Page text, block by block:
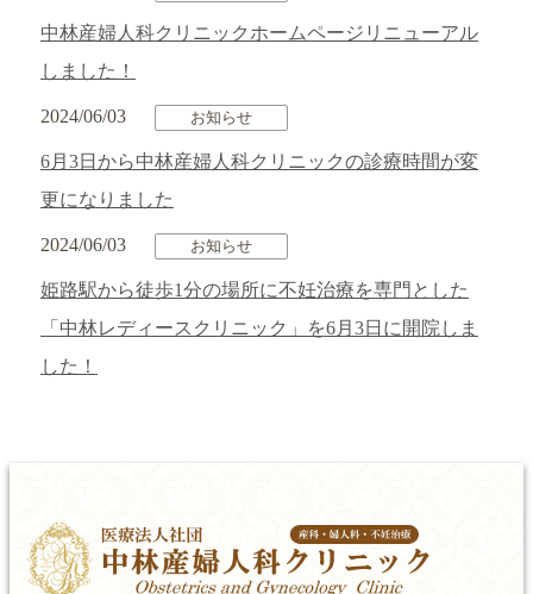
中林産婦人科クリニックホームページリニューアル
しました！
2024/06/03 お知らせ
6月3日から中林産婦人科クリニックの診療時間が変
更になりました
2024/06/03 お知らせ
姫路駅から徒歩1分の場所に不妊治療を専門とした
「中林レディースクリニック」を6月3日に開院しま
した！